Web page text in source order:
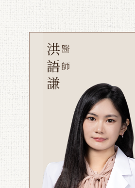
醫師
洪語謙